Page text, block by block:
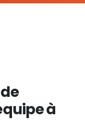
à